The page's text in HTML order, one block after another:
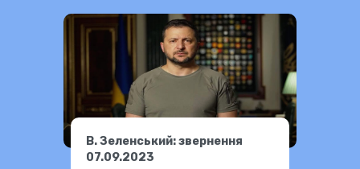
В. Зеленський: звернення
07.09.2023